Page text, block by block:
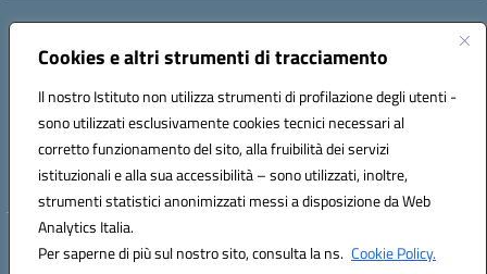
Cookies e altri strumenti di tracciamento
Il nostro Istituto non utilizza strumenti di profilazione degli utenti -
sono utilizzati esclusivamente cookies tecnici necessari al
corretto funzionamento del sito, alla fruibilità dei servizi
istituzionali e alla sua accessibilità – sono utilizzati, inoltre,
strumenti statistici anonimizzati messi a disposizione da Web
Analytics Italia.
Per saperne di più sul nostro sito, consulta la ns. Cookie Policy.
Indirizzo:Via Canale 1, Ancona
Centralino:071 204723 Email:anpc010006@istruzione.it
Codice fiscale: 93020970427
Codice meccanografico:
ANPC010006
Codice unico di fatturazione (CUF): UFBE6V
Hosting & Powered by 3D Solution S.r.l.